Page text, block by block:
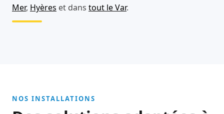
Mer, Hyères et dans tout le Var.
NOS INSTALLATIONS